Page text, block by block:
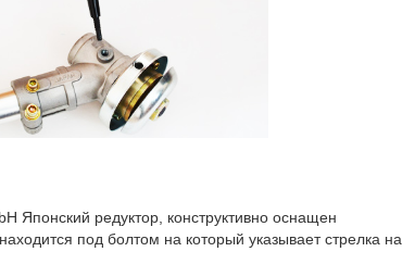
Японский редуктор, конструктивно оснащен
под болтом на который указывает стрелка на